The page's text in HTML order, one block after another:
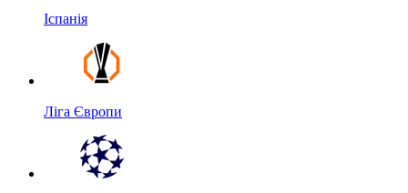
Іспанія
Ліга Європи